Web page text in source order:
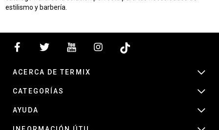
estilismo y barbería.
ACERCA DE TERMIX
CATEGORÍAS
AYUDA